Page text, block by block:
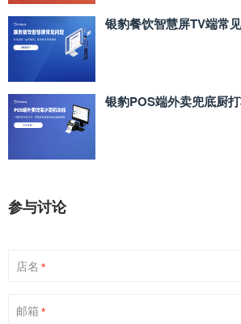
银豹餐饮智慧屏TV端常
银豹POS端外卖兜底厨
参与讨论
店名 *
邮箱 *